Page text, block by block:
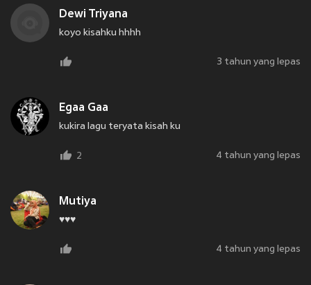
Dewi Triyana
koyo kisahku hhhh
3 tahun yang lepas
Egaa Gaa
kukira lagu teryata kisah ku
2 4 tahun yang lepas
Mutiya
♥️♥️♥️
4 tahun yang lepas